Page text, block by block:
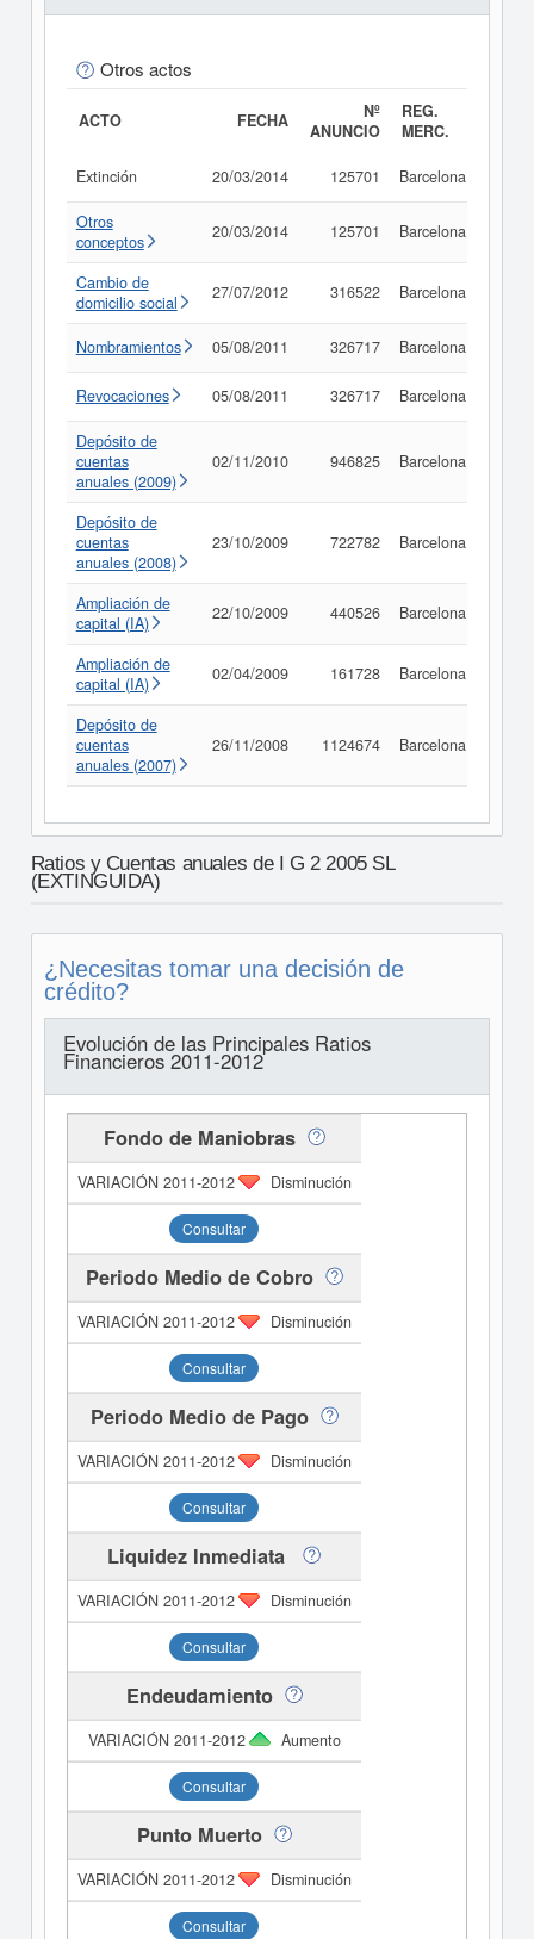
Otros actos
ACTO FECHA
Nº
ANUNCIO
REG.
MERC.
Extinción 20/03/2014 125701 Barcelona
Otros
conceptos
20/03/2014 125701 Barcelona
Cambio de
domicilio social
27/07/2012 316522 Barcelona
Nombramientos 05/08/2011 326717 Barcelona
Revocaciones 05/08/2011 326717 Barcelona
Depósito de
cuentas
anuales (2009)
02/11/2010 946825 Barcelona
Depósito de
cuentas
anuales (2008)
23/10/2009 722782 Barcelona
Ampliación de
capital (IA)
22/10/2009 440526 Barcelona
Ampliación de
capital (IA)
02/04/2009 161728 Barcelona
Depósito de
cuentas
anuales (2007)
26/11/2008 1124674 Barcelona
Ratios y Cuentas anuales de I G 2 2005 SL
(EXTINGUIDA)
¿Necesitas tomar una decisión de
crédito?
Evolución de las Principales Ratios
Financieros 2011-2012
Fondo de Maniobras
Disminución
Consultar
Periodo Medio de Cobro
Disminución
Consultar
Periodo Medio de Pago
Disminución
Consultar
Liquidez Inmediata
Disminución
Consultar
Endeudamiento
Aumento
Consultar
Punto Muerto
Disminución
Consultar